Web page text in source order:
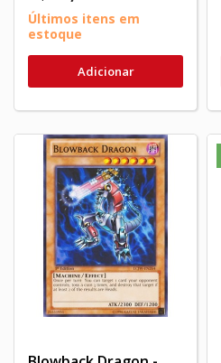
Últimos itens em
estoque
Adicionar